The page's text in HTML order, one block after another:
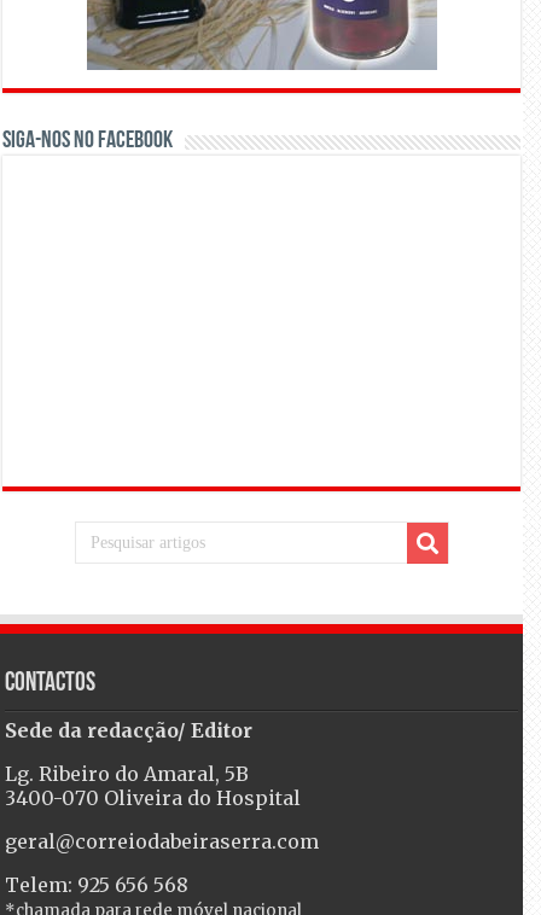
Siga-nos no Facebook
Contactos
Sede da redacção/ Editor
Lg. Ribeiro do Amaral, 5B
3400-070 Oliveira do Hospital
geral@correiodabeiraserra.com
Telem: 925 656 568
*chamada para rede móvel nacional